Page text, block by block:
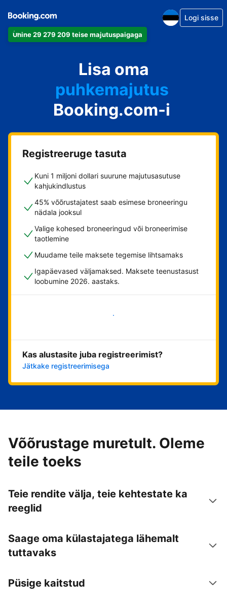
Ühine 29 279 209 teise majutuspaigaga
Logi sisse
Lisa oma
apartement
hotell
puhkemajutus
külalistemaja
hostel
Booking.com-i
Registreeruge tasuta
Kuni 1 miljoni dollari suurune majutusasutuse
kahjukindlustus
45% võõrustajatest saab esimese broneeringu
nädala jooksul
Valige kohesed broneeringud või broneerimise
taotlemine
Muudame teile maksete tegemise lihtsamaks
Igapäevased väljamaksed. Maksete teenustasust
loobumine 2026. aastaks.
Alusta kohe
Kas alustasite juba registreerimist?
Jätkake registreerimisega
Võõrustage muretult. Oleme
teile toeks
Teie rendite välja, teie kehtestate ka
reeglid
Saage oma külastajatega lähemalt
tuttavaks
Püsige kaitstud